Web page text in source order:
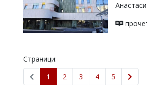
Страници:
1
2 3 4 5